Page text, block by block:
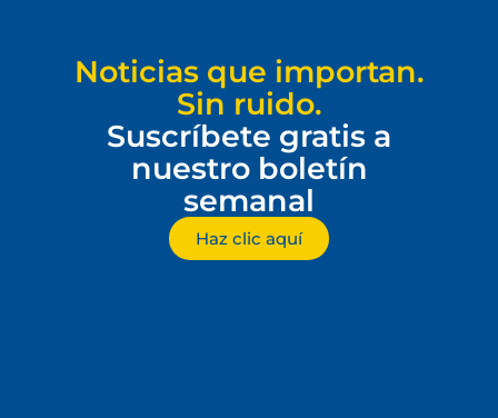
Noticias que importan.
Sin ruido.
Suscríbete gratis a
nuestro boletín
semanal
Haz clic aquí